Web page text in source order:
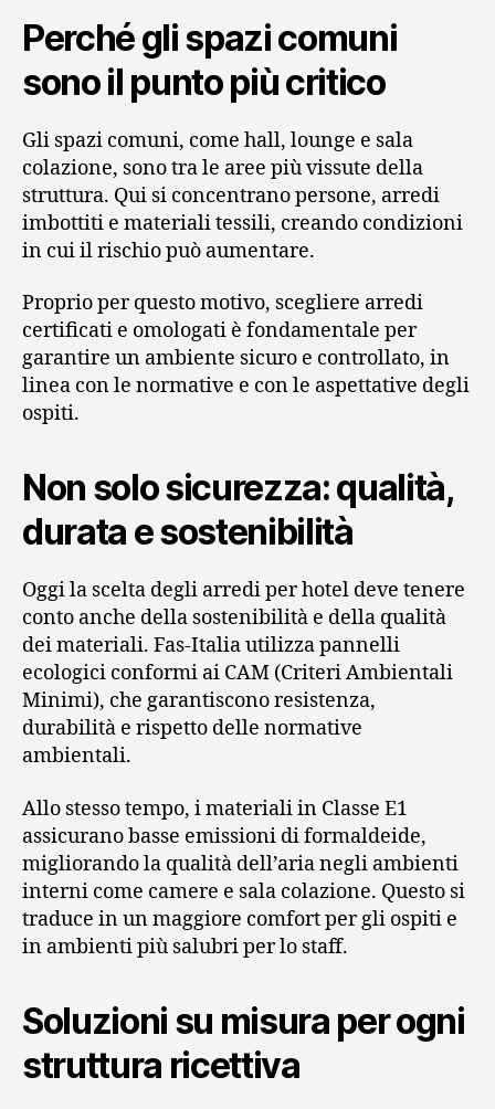
Perché gli spazi comuni
sono il punto più critico
Gli spazi comuni, come hall, lounge e sala
colazione, sono tra le aree più vissute della
struttura. Qui si concentrano persone, arredi
imbottiti e materiali tessili, creando condizioni
in cui il rischio può aumentare.
Proprio per questo motivo, scegliere arredi
certificati e omologati è fondamentale per
garantire un ambiente sicuro e controllato, in
linea con le normative e con le aspettative degli
ospiti.
Non solo sicurezza: qualità,
durata e sostenibilità
Oggi la scelta degli arredi per hotel deve tenere
conto anche della sostenibilità e della qualità
dei materiali. Fas-Italia utilizza pannelli
ecologici conformi ai CAM (Criteri Ambientali
Minimi), che garantiscono resistenza,
durabilità e rispetto delle normative
ambientali.
Allo stesso tempo, i materiali in Classe E1
assicurano basse emissioni di formaldeide,
migliorando la qualità dell’aria negli ambienti
interni come camere e sala colazione. Questo si
traduce in un maggiore comfort per gli ospiti e
in ambienti più salubri per lo staff.
Soluzioni su misura per ogni
struttura ricettiva